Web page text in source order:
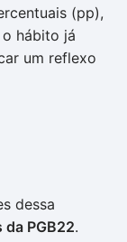
(pp),
hábito já
um reflexo
dessa
PGB22.